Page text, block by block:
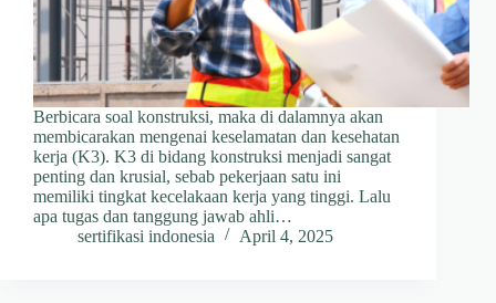
Berbicara soal konstruksi, maka di dalamnya akan
membicarakan mengenai keselamatan dan kesehatan
kerja (K3). K3 di bidang konstruksi menjadi sangat
penting dan krusial, sebab pekerjaan satu ini
memiliki tingkat kecelakaan kerja yang tinggi. Lalu
apa tugas dan tanggung jawab ahli…
sertifikasi indonesia
April 4, 2025